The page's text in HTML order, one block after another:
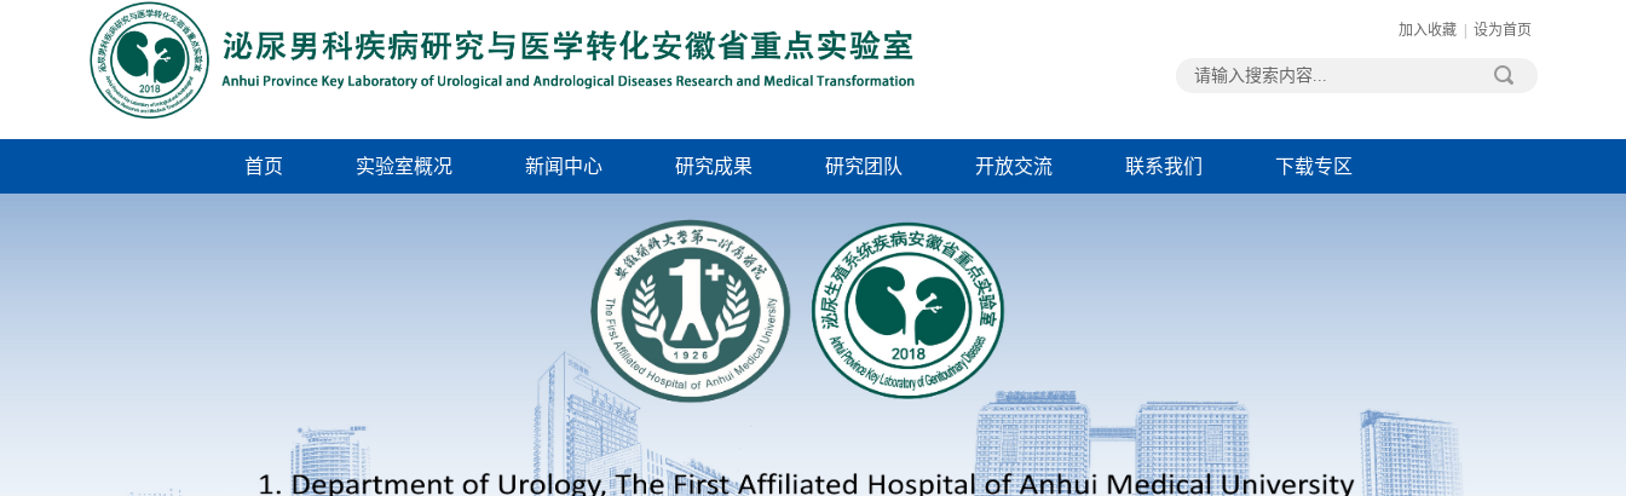
加入收藏 设为首页
首页 实验室概况 新闻中心 研究成果 研究团队 开放交流 联系我们 下载专区